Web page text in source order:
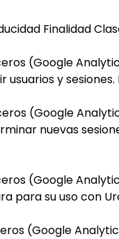
Finalidad
(Google
usuarios y sesiones.
(Google
nuevas
(Google
para su uso con
(Google